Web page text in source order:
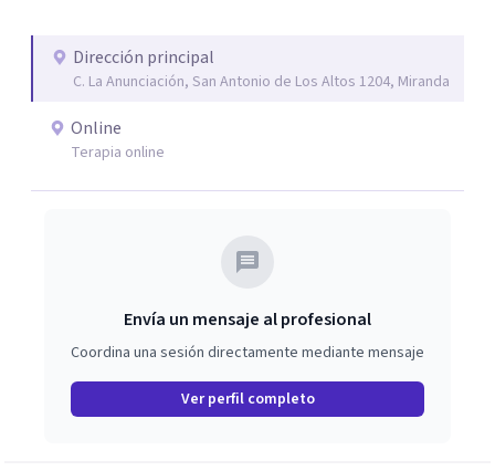
Dirección principal
C. La Anunciación, San Antonio de Los Altos 1204, Miranda
Online
Terapia online
Envía un mensaje al profesional
Coordina una sesión directamente mediante mensaje
Ver perfil completo